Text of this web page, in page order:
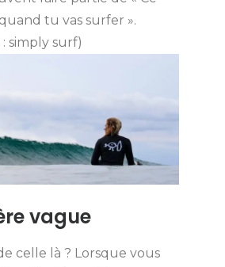
tu vas surfer ».
simply surf)
vague
celle là ? Lorsque vous